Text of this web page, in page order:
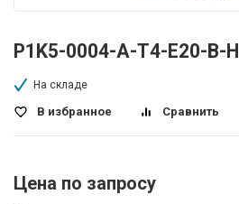
P1K5-0004-A-T4-E20-B-H
На складе
В избранное Сравнить
Цена по запросу